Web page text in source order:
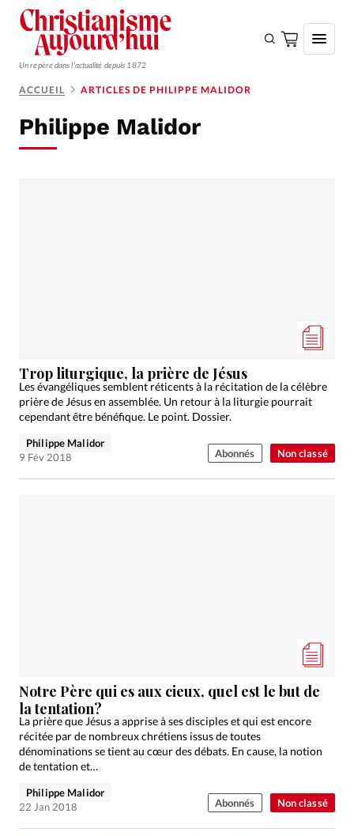
Un repère dans l'actualité depuis 1872
Monde
Devise:CHF
RUBRIQUES
Actualité internationale
Chronique
Culture
Dossier
Eglises Foi Génération réveil
Monde
ACCUEIL ARTICLES DE PHILIPPE MALIDOR
Philippe Malidor
Non classé
Trop liturgique, la prière de Jésus
Les évangéliques semblent réticents à la récitation de la célèbre
prière de Jésus en assemblée. Un retour à la liturgie pourrait
cependant être bénéfique. Le point. Dossier.
Philippe Malidor
9 Fév 2018
Abonnés
Non classé
Notre Père qui es aux cieux, quel est le but de
la tentation?
La prière que Jésus a apprise à ses disciples et qui est encore
récitée par de nombreux chrétiens issus de toutes
dénominations se tient au cœur des débats. En cause, la notion
de tentation et…
Philippe Malidor
22 Jan 2018
Abonnés